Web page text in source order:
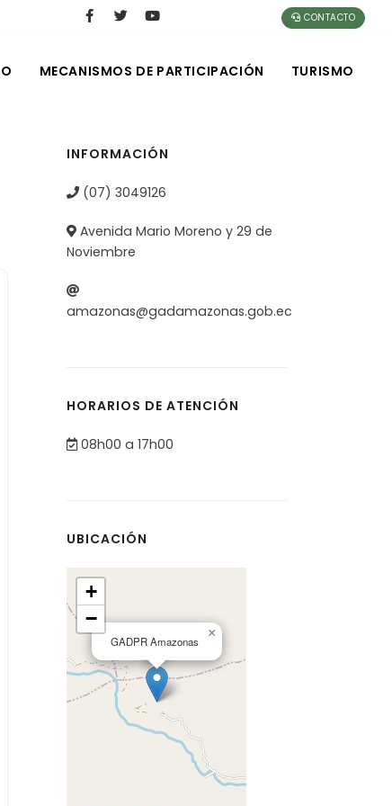
CONTACTO
MECANISMOS DE PARTICIPACIÓN TURISMO
INFORMACIÓN
(07) 3049126
Avenida Mario Moreno y 29 de
Noviembre
amazonas@gadamazonas.gob.ec
HORARIOS DE ATENCIÓN
08h00 a 17h00
UBICACIÓN
GADPR Amazonas
×
+
−